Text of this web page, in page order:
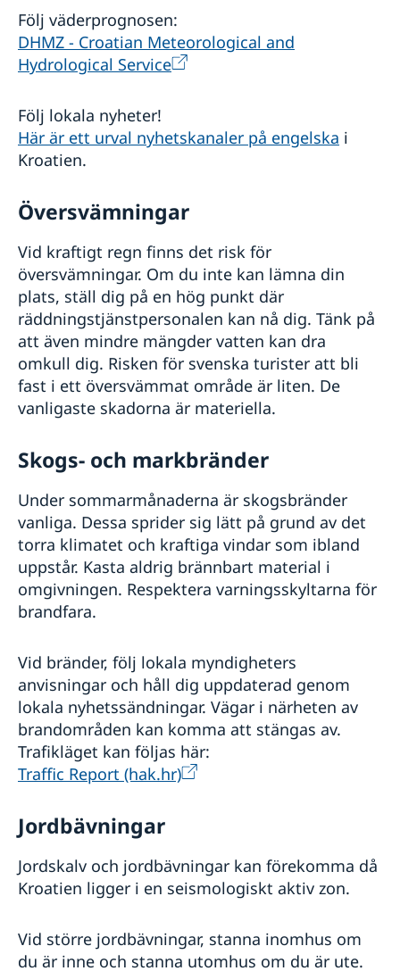
Följ väderprognosen:
DHMZ - Croatian Meteorological and
Hydrological Service
Följ lokala nyheter!
Här är ett urval nyhetskanaler på engelska i
Kroatien.
Översvämningar
Vid kraftigt regn finns det risk för
översvämningar. Om du inte kan lämna din
plats, ställ dig på en hög punkt där
räddningstjänstpersonalen kan nå dig. Tänk på
att även mindre mängder vatten kan dra
omkull dig. Risken för svenska turister att bli
fast i ett översvämmat område är liten. De
vanligaste skadorna är materiella.
Skogs- och markbränder
Under sommarmånaderna är skogsbränder
vanliga. Dessa sprider sig lätt på grund av det
torra klimatet och kraftiga vindar som ibland
uppstår. Kasta aldrig brännbart material i
omgivningen. Respektera varningsskyltarna för
brandfara.
Vid bränder, följ lokala myndigheters
anvisningar och håll dig uppdaterad genom
lokala nyhetssändningar. Vägar i närheten av
brandområden kan komma att stängas av.
Trafikläget kan följas här:
Traffic Report (hak.hr)
Jordbävningar
Jordskalv och jordbävningar kan förekomma då
Kroatien ligger i en seismologiskt aktiv zon.
Vid större jordbävningar, stanna inomhus om
du är inne och stanna utomhus om du är ute.